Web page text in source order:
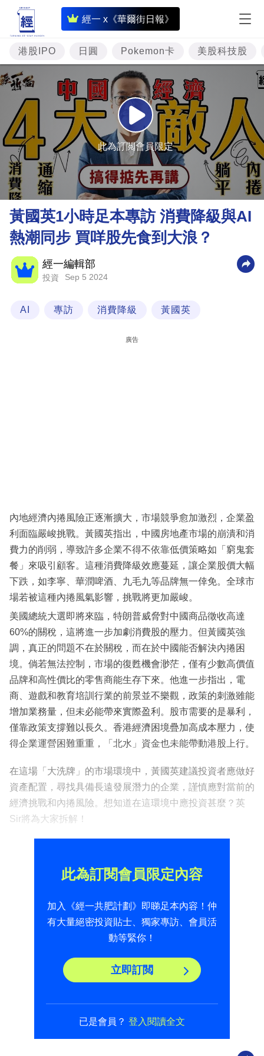
經一 x《華爾街日報》
即
時
財
經
專
題
投
資
樓
市
理
財
商
業
科
區
港股IPO 日圓 Pokemon卡 美股科技股
此為訂閲會員限定
黃國英1小時足本專訪 消費降級與AI
熱潮同步 買咩股先食到大浪？
經一編輯部
投資 Sep 5 2024
AI 專訪 消費降級 黃國英
廣告
內地經濟內捲風險正逐漸擴大，市場競爭愈加激烈，企業盈
利面臨嚴峻挑戰。黃國英指出，中國房地產市場的崩潰和消
費力的削弱，導致許多企業不得不依靠低價策略如「窮鬼套
餐」來吸引顧客。這種消費降級效應蔓延，讓企業股價大幅
下跌，如李寧、華潤啤酒、九毛九等品牌無一倖免。全球市
場若被這種內捲風氣影響，挑戰將更加嚴峻。
美國總統大選即將來臨，特朗普威脅對中國商品徵收高達
60%的關稅，這將進一步加劇消費股的壓力。但黃國英強
調，真正的問題不在於關稅，而在於中國能否解決內捲困
境。倘若無法控制，市場的復甦機會渺茫，僅有少數高價值
品牌和高性價比的零售商能生存下來。他進一步指出，電
商、遊戲和教育培訓行業的前景並不樂觀，政策的刺激雖能
增加業務量，但未必能帶來實際盈利。股市需要的是暴利，
僅靠政策支撐難以長久。香港經濟困境疊加高成本壓力，使
得企業運營困難重重，「北水」資金也未能帶動港股上行。
在這場「大洗牌」的市場環境中，黃國英建議投資者應做好
資產配置，尋找具備長遠發展潛力的企業，謹慎應對當前的
經濟挑戰和內捲風險。想知道在這環境中應投資甚麼？英
Sir將為大家拆解！
此為訂閱會員限定內容
加入《經一共肥計劃》即睇足本內容！仲
有大量絕密投資貼士、獨家專訪、會員活
動等緊你！
立即訂閲
已是會員？ 登入閱讀全文